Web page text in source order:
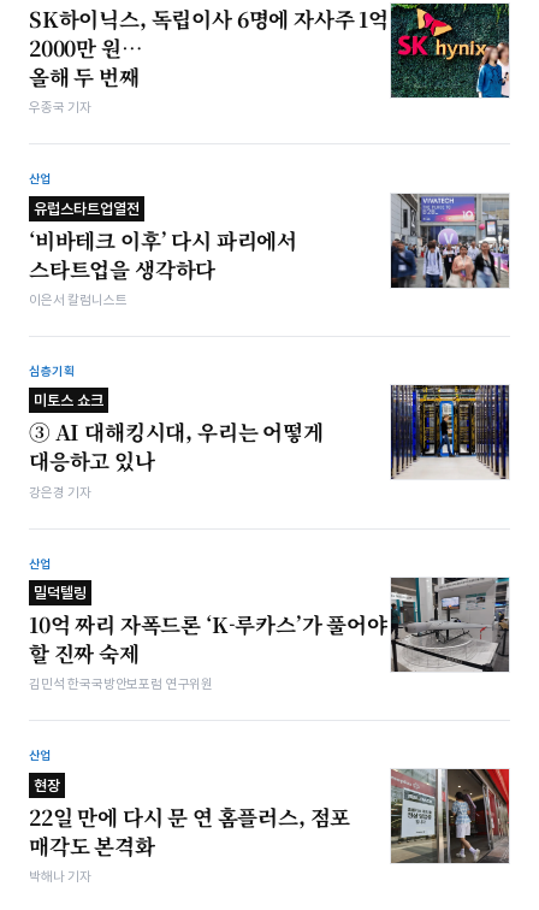
SK하이닉스, 독립이사 6명에 자사주 1억
2000만 원…
올해 두 번째
우종국 기자
산업
유럽스타트업열전
‘비바테크 이후’ 다시 파리에서
스타트업을 생각하다
이은서 칼럼니스트
심층기획
미토스 쇼크
③ AI 대해킹시대, 우리는 어떻게
대응하고 있나
강은경 기자
산업
밀덕텔링
10억 짜리 자폭드론 ‘K-루카스’가 풀어야
할 진짜 숙제
김민석 한국국방안보포럼 연구위원
산업
현장
22일 만에 다시 문 연 홈플러스, 점포
매각도 본격화
박해나 기자